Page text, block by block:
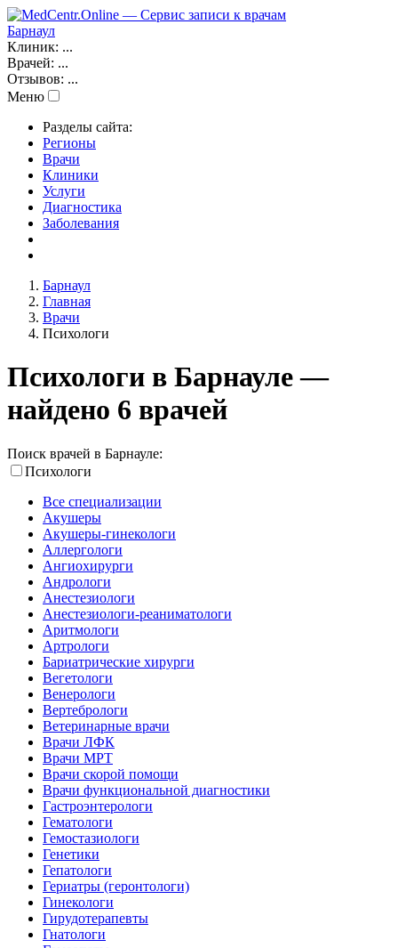
Барнаул
Клиник: ...
Врачей: ...
Отзывов: ...
Меню
Разделы сайта:
Регионы
Врачи
Клиники
Услуги
Диагностика
Заболевания
Барнаул
Главная
Врачи
Психологи
Психологи в Барнауле —
найдено 6 врачей
Поиск врачей в Барнауле:
Психологи
Все специализации
Акушеры
Акушеры-гинекологи
Аллергологи
Ангиохирурги
Андрологи
Анестезиологи
Анестезиологи-реаниматологи
Аритмологи
Артрологи
Бариатрические хирурги
Вегетологи
Венерологи
Вертебрологи
Ветеринарные врачи
Врачи ЛФК
Врачи МРТ
Врачи скорой помощи
Врачи функциональной диагностики
Гастроэнтерологи
Гематологи
Гемостазиологи
Генетики
Гепатологи
Гериатры (геронтологи)
Гинекологи
Гирудотерапевты
Гнатологи